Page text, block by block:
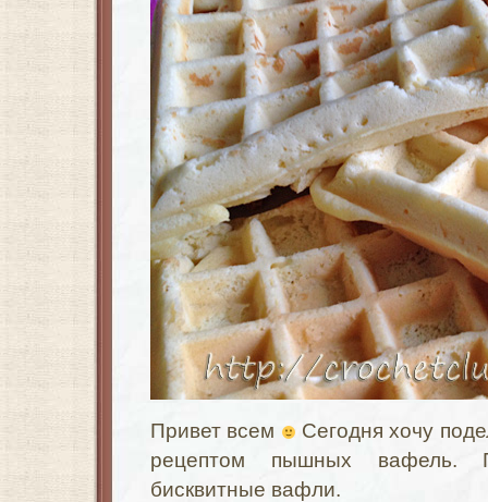
Привет всем
Сегодня хочу
рецептом пышных вафель.
бисквитные вафли.